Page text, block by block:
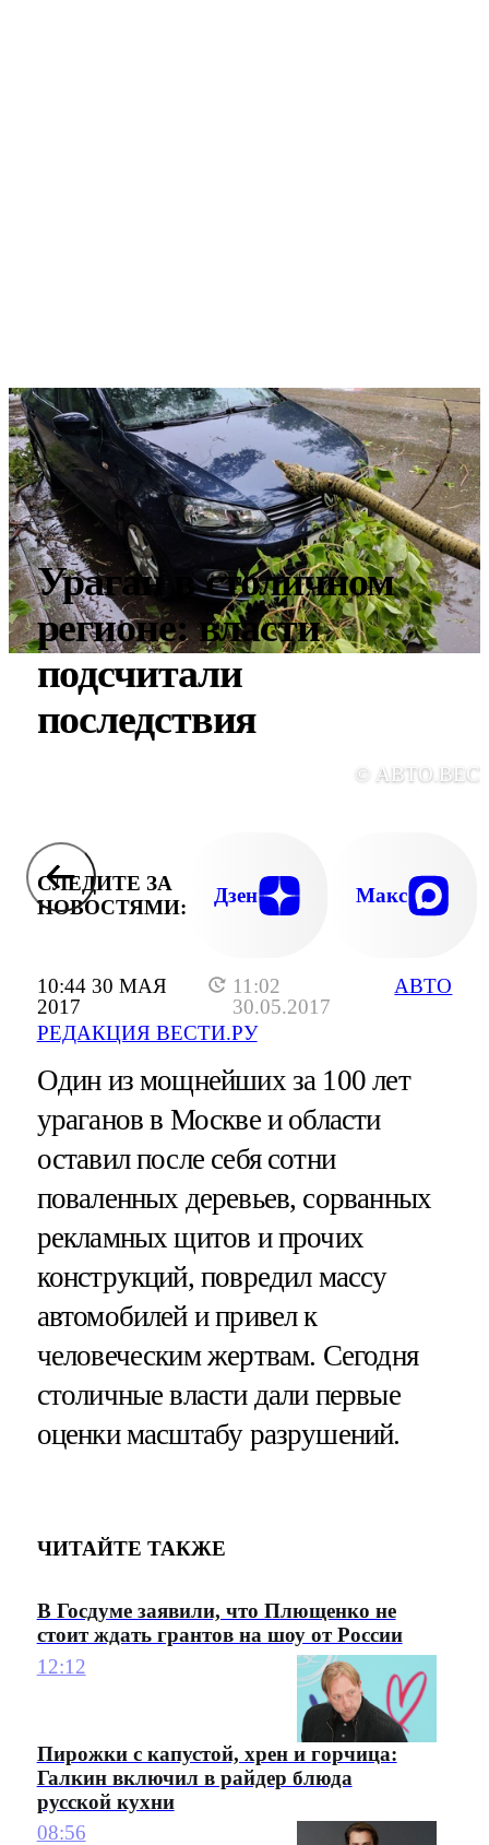
10:44 30 МАЯ
2017
11:02
30.05.2017
РЕДАКЦИЯ ВЕСТИ.РУ
АВТО
Ураган в столичном
регионе: власти
подсчитали
последствия
©
СЛЕДИТЕ ЗА
НОВОСТЯМИ:
Дзен Макс
Один из мощнейших за 100 лет
ураганов в Москве и области
оставил после себя сотни
поваленных деревьев, сорванных
рекламных щитов и прочих
конструкций, повредил массу
автомобилей и привел к
человеческим жертвам. Сегодня
столичные власти дали первые
оценки масштабу разрушений.
ЧИТАЙТЕ ТАКЖЕ
В Госдуме заявили, что Плющенко не
стоит ждать грантов на шоу от России
12:12
Пирожки с капустой, хрен и горчица:
Галкин включил в райдер блюда
русской кухни
08:56